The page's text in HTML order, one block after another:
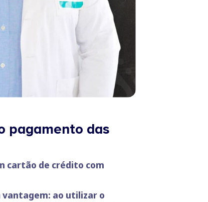
pagamento das
cartão de crédito com
vantagem: ao utilizar o